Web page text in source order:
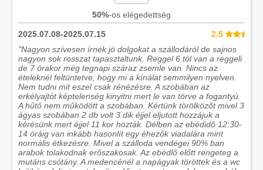
50%-os elégedettség
2025.07.08-2025.07.15
2.5
"Nagyon szívesen írnék jó dolgokat a szállodáról de sajnos
nagyon sok rosszat tapasztaltunk. Reggel 6 tól van a reggeli
de 7 órakor még tegnapi száraz zsemle van. Nincs az
ételeknél feltüntetve, hogy mi a kínálat semmilyen nyelven.
Nem tudni mit eszel csak rénézésre. A szobában az
erkélyajtót képtelenség kinyitni mert le van törve a fogantyú.
A hűtő nem működött a szobában. Kértünk törölközőt mivel 3
ágyas szobában 2 db volt 3 dik éjjel eljutott hozzájuk a
kérésünk mert éjjel 11 kor hozták. Délben az ebédidő 12:30-
14 óráig van inkább hasonlít egy éhezők viadalára mint
normális étkezésre. Mivel a szálloda vendégei 90% ban
arabok tolakodnak erőszakosak. Az ebédlő előtt rengeteg a
mutáns csótány. A medencénél a napágyak töröttek és a wc